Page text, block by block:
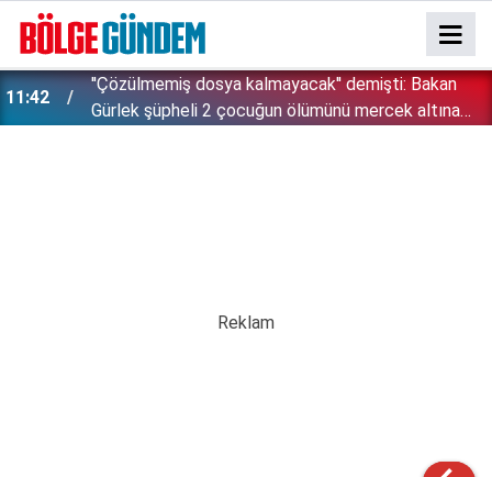
11:42
''Çözülmemiş dosya kalmayacak'' demişti: Bakan
Gürlek şüpheli 2 çocuğun ölümünü mercek altına